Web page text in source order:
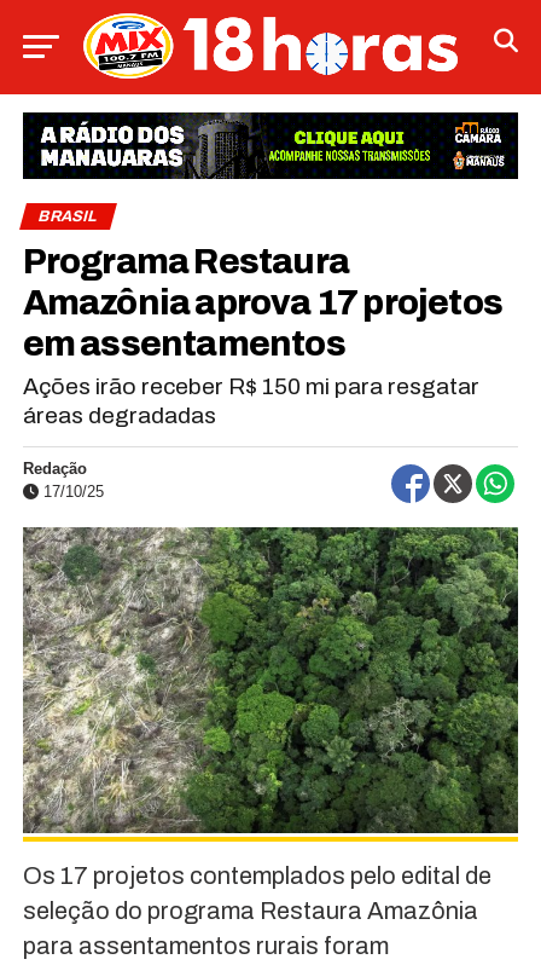
BRASIL
Programa Restaura
Amazônia aprova 17 projetos
em assentamentos
Ações irão receber R$ 150 mi para resgatar
áreas degradadas
Redação
17/10/25
Os 17 projetos contemplados pelo edital de
seleção do programa Restaura Amazônia
para assentamentos rurais foram